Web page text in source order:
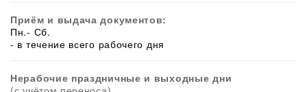
Приём и выдача документов:
Пн.- Сб.
- в течение всего рабочего дня
Нерабочие праздничные и выходные дни